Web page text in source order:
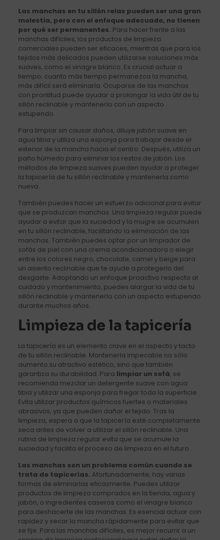
Las manchas en tu sillón relax pueden ser una gran
molestia, pero con el enfoque adecuado, no tienen
por qué ser permanentes. Para hacer frente a las
manchas difíciles, los productos de limpieza
comerciales pueden ser eficaces, mientras que para los
tejidos más delicados pueden utilizarse soluciones más
suaves, como el vinagre blanco. Es crucial actuar a
tiempo; cuanto más tiempo permanezca la mancha,
más difícil será eliminarla. Ocuparse de las manchas
con prontitud puede ayudar a prolongar la vida útil de tu
sillón reclinable y mantenerlo con un aspecto
estupendo.
Para limpiar sin causar daños, diluye jabón suave en
agua tibia y utiliza una esponja para trabajar desde el
exterior de la mancha hacia el centro. Después, utiliza un
paño húmedo para eliminar los restos de jabón. Los
métodos de limpieza suaves pueden ayudar a proteger
la tapicería de tu sillón reclinable y mantenerla como
nueva.
También puedes hacer un esfuerzo adicional para evitar
que se produzcan manchas. Una limpieza regular puede
ayudar a evitar que la suciedad y la mugre se acumulen
en tu sillón reclinable, facilitando la eliminación de las
manchas. También puedes optar por un limpiador de
sofás de piel con una crema acondicionadora o elegir
entre los colores negro, chocolate, camel y beige para
un asiento reclinable que te ayude a protegerlo del
desgaste. Adoptando un enfoque proactivo respecto al
cuidado y mantenimiento, puedes alargar la vida de tu
sillón reclinable y mantenerlo con un aspecto estupendo
durante muchos años.
Limpieza de la tapicería
La tapicería es un elemento clave en el aspecto y tacto
de tu sillón reclinable. Mantenerla impecable no sólo
aumenta su atractivo estético, sino que también
garantiza su durabilidad. Para limpiar un sofá, se
recomienda mezclar un detergente suave con agua
tibia y utilizar una esponja para fregar toda la superficie.
Evita utilizar productos químicos fuertes o materiales
abrasivos, ya que pueden dañar el tejido. Tras la
limpieza, espera a que la tapicería esté completamente
seca antes de volver a utilizar el sillón reclinable. Una
rutina de limpieza regular evita que se acumule la
suciedad y facilita el proceso de limpieza en el futuro.
Las manchas son un problema común cuando se
trata de tapicerías. Afortunadamente, hay varias
formas de eliminarlas eficazmente. Puedes utilizar
productos de limpieza comprados en la tienda, agua y
jabón, o ingredientes caseros como el vinagre blanco
para deshacerte de las manchas. Es esencial actuar con
rapidez y secar la mancha rápidamente para evitar que
se fije. Para las manchas difíciles, es mejor recurrir a un